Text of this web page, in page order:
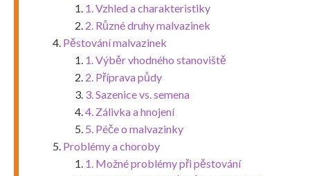
1. Vzhled a charakteristiky
2. Různé druhy malvazinek
Pěstování malvazinek
1. Výběr vhodného stanoviště
2. Příprava půdy
3. Sazenice vs. semena
4. Zálivka a hnojení
5. Péče o malvazinky
Problémy a choroby
1. Možné problémy při pěstování